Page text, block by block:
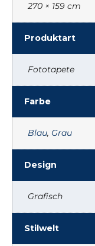
270 × 159 cm
Produktart
Fototapete
Farbe
Blau, Grau
Design
Grafisch
Stilwelt